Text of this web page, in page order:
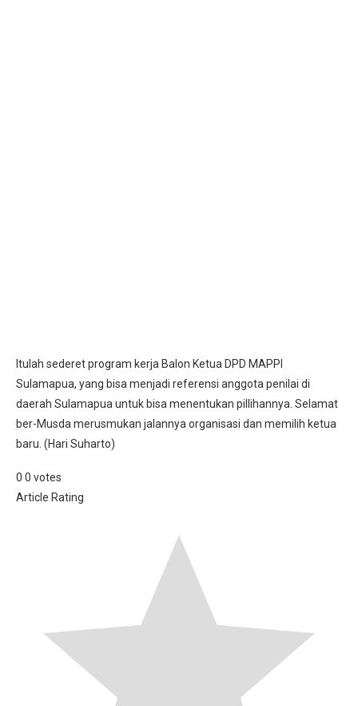
Itulah sederet program kerja Balon Ketua DPD MAPPI
Sulamapua, yang bisa menjadi referensi anggota penilai di
daerah Sulamapua untuk bisa menentukan pillihannya. Selamat
ber-Musda merusmukan jalannya organisasi dan memilih ketua
baru. (Hari Suharto)
0 0 votes
Article Rating